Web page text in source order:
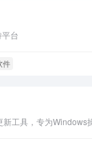
台
件